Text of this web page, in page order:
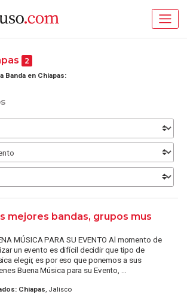
2
Banda en Chiapas:
mejores bandas, grupos mus
MÚSICA PARA SU EVENTO Al momento de
un evento es difícil decidir que tipo de
elegir, es por eso que ponemos a sus
Buena Música para su Evento, ...
Chiapas, Jalisco